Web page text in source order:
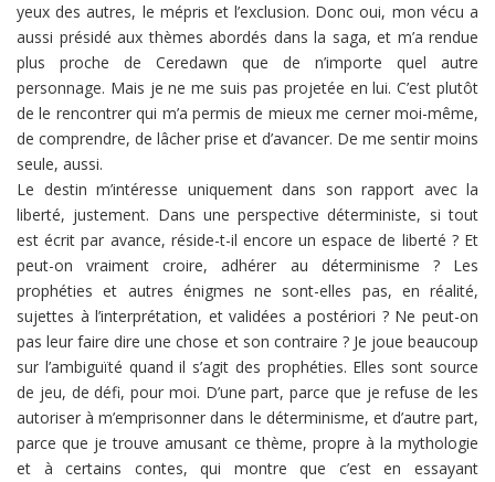
yeux des autres, le mépris et l’exclusion. Donc oui, mon vécu a
aussi présidé aux thèmes abordés dans la saga, et m’a rendue
plus proche de Ceredawn que de n’importe quel autre
personnage. Mais je ne me suis pas projetée en lui. C’est plutôt
de le rencontrer qui m’a permis de mieux me cerner moi-même,
de comprendre, de lâcher prise et d’avancer. De me sentir moins
seule, aussi.
Le destin m’intéresse uniquement dans son rapport avec la
liberté, justement. Dans une perspective déterministe, si tout
est écrit par avance, réside-t-il encore un espace de liberté ? Et
peut-on vraiment croire, adhérer au déterminisme ? Les
prophéties et autres énigmes ne sont-elles pas, en réalité,
sujettes à l’interprétation, et validées a postériori ? Ne peut-on
pas leur faire dire une chose et son contraire ? Je joue beaucoup
sur l’ambiguïté quand il s’agit des prophéties. Elles sont source
de jeu, de défi, pour moi. D’une part, parce que je refuse de les
autoriser à m’emprisonner dans le déterminisme, et d’autre part,
parce que je trouve amusant ce thème, propre à la mythologie
et à certains contes, qui montre que c’est en essayant